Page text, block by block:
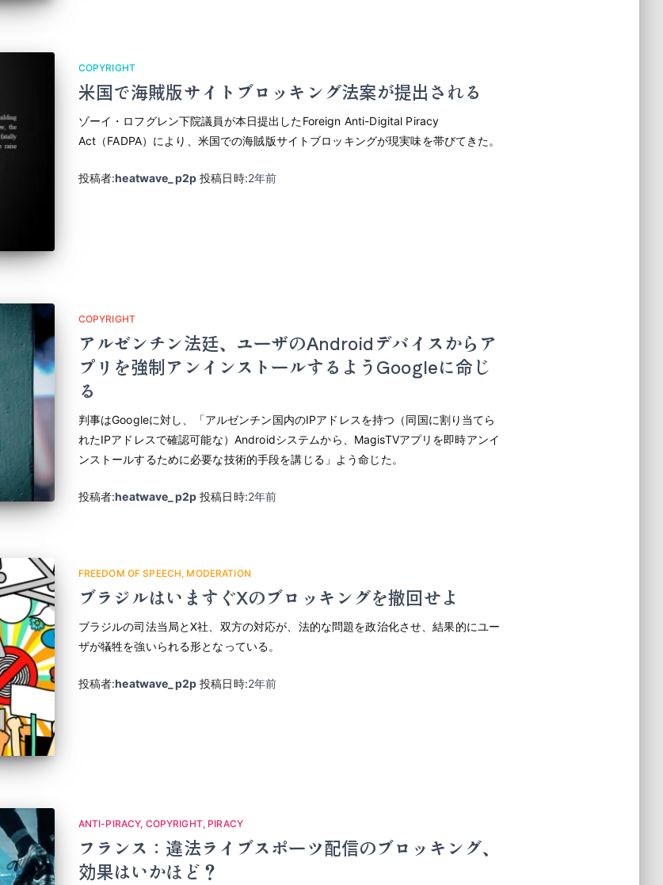
COPYRIGHT
米国で海賊版サイトブロッキング法案が提出される
ゾーイ・ロフグレン下院議員が本日提出したForeign Anti-Digital Piracy
Act（FADPA）により、米国での海賊版サイトブロッキングが現実味を帯びてきた。
投稿者:heatwave_p2p 投稿日時:2年前
COPYRIGHT
アルゼンチン法廷、ユーザのAndroidデバイスからア
プリを強制アンインストールするようGoogleに命じ
る
判事はGoogleに対し、「アルゼンチン国内のIPアドレスを持つ（同国に割り当てら
れたIPアドレスで確認可能な）Androidシステムから、MagisTVアプリを即時アンイ
ンストールするために必要な技術的手段を講じる」よう命じた。
投稿者:heatwave_p2p 投稿日時:2年前
FREEDOM OF SPEECH MODERATION
ブラジルはいますぐXのブロッキングを撤回せよ
ブラジルの司法当局とX社、双方の対応が、法的な問題を政治化させ、結果的にユー
ザが犠牲を強いられる形となっている。
投稿者:heatwave_p2p 投稿日時:2年前
ANTI-PIRACY COPYRIGHT PIRACY
フランス：違法ライブスポーツ配信のブロッキング、
効果はいかほど？